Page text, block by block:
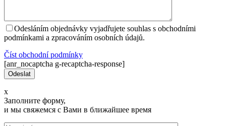
Odesláním objednávky vyjadřujete souhlas s obchodními
podmínkami a zpracováním osobních údajů.
Číst оbchodní podmínky
[anr_nocaptcha g-recaptcha-response]
x
Заполните форму,
и мы свяжемся с Вами в ближайшее время